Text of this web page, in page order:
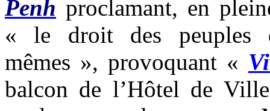
Penh proclamant, en
« le droit des peuples
mêmes », provoquant «
balcon de l’Hôtel de